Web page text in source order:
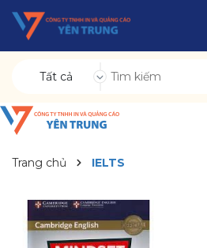
Tất cả
Trang chủ IELTS